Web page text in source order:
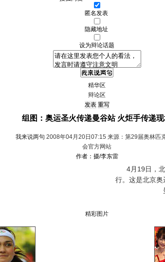
匿名发表
隐藏地址
设为辩论话题
精华区
辩论区
组图：奥运圣火传递曼谷站 火炬手传递
我来说两句 2008年04月20日07:15 来源：第29届奥林匹
会官方网站
作者：摄/李东雷
4月19日，北
行。这是北京
精彩图片